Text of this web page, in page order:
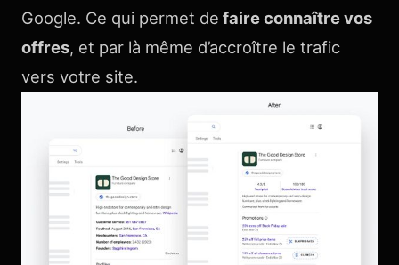
Google. Ce qui permet de faire connaître vos
offres, et par là même d’accroître le trafic
vers votre site.